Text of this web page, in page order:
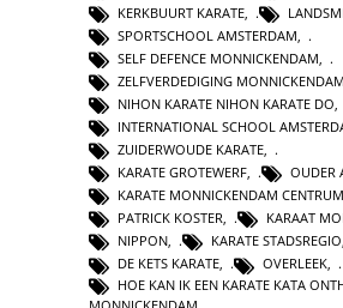
KERKBUURT KARATE
SPORTSCHOOL AMSTERDAM
SELF DEFENCE MONNICKENDAM
ZELFVERDEDIGING MONNICKENDAM
NIHON KARATE NIHON KARATE DO,
INTERNATIONAL SCHOOL
ZUIDERWOUDE KARATE,
KARATE GROTEWERF, OUDER
KARATE MONNICKENDAM CENTRUM
PATRICK KOSTER, KARAAT
NIPPON, KARATE STADSREGIO,
DE KETS KARATE, OVERLEEK,
HOE KAN IK EEN KARATE KATA